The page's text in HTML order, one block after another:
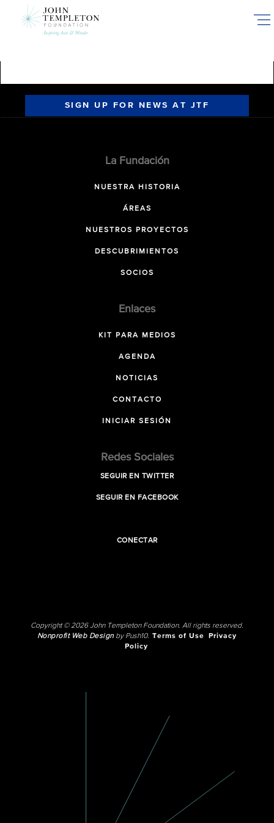
SIGN UP FOR NEWS AT JTF
La Fundación
NUESTRA HISTORIA
ÁREAS
NUESTROS PROYECTOS
DESCUBRIMIENTOS
SOCIOS
Enlaces
KIT PARA MEDIOS
AGENDA
NOTICIAS
CONTACTO
INICIAR SESIÓN
Redes Sociales
SEGUIR EN TWITTER
SEGUIR EN FACEBOOK
CONECTAR
Copyright © 2026 John Templeton Foundation. All rights reserved.
Nonprofit Web Designby Push10. Terms of Use
Privacy
Policy